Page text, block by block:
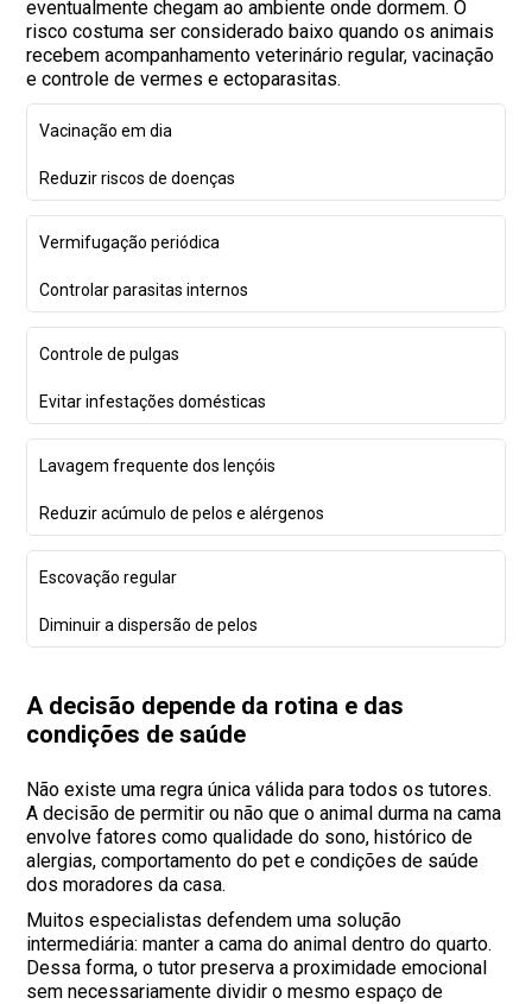
eventualmente chegam ao ambiente onde dormem. O
risco costuma ser considerado baixo quando os animais
recebem acompanhamento veterinário regular, vacinação
e controle de vermes e ectoparasitas.
Vacinação em dia
Reduzir riscos de doenças
Vermifugação periódica
Controlar parasitas internos
Controle de pulgas
Evitar infestações domésticas
Lavagem frequente dos lençóis
Reduzir acúmulo de pelos e alérgenos
Escovação regular
Diminuir a dispersão de pelos
A decisão depende da rotina e das
condições de saúde
Não existe uma regra única válida para todos os tutores.
A decisão de permitir ou não que o animal durma na cama
envolve fatores como qualidade do sono, histórico de
alergias, comportamento do pet e condições de saúde
dos moradores da casa.
Muitos especialistas defendem uma solução
intermediária: manter a cama do animal dentro do quarto.
Dessa forma, o tutor preserva a proximidade emocional
sem necessariamente dividir o mesmo espaço de